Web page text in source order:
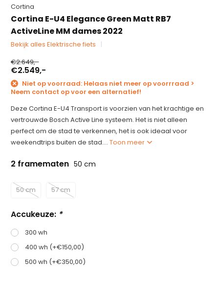
Cortina
Cortina E-U4 Elegance Green Matt RB7
ActiveLine MM dames 2022
Bekijk alles Elektrische fiets
€2.649,-
€2.549,-
Niet op voorraad: Helaas niet meer op voorrraad >
Neem contact op voor een alternatief!
Deze Cortina E-U4 Transport is voorzien van het krachtige en
vertrouwde Bosch Active Line systeem. Het is niet alleen
perfect om de stad te verkennen, het is ook ideaal voor
weekendtrips buiten de stad....Toon meer
2 framematen 50 cm
50 cm 57 cm
Accukeuze: *
300 wh
400 wh (+€150,00)
500 wh (+€350,00)